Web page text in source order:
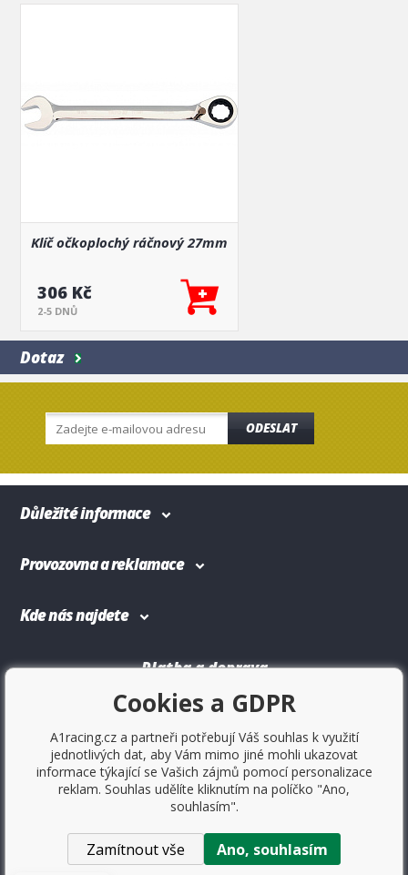
Klíč očkoplochý ráčnový 27mm
306 Kč
2-5 DNŮ
Dotaz
ODESLAT
Důležité informace
Provozovna a reklamace
Kde nás najdete
Platba a doprava
Copyright © 2017Sportovniautodoplnky.cz- Tuning shop,
Cookies a GDPR
A1racing.cz a partneři potřebují Váš souhlas k využití
jednotlivých dat, aby Vám mimo jiné mohli ukazovat
informace týkající se Vašich zájmů pomocí personalizace
reklam. Souhlas udělíte kliknutím na políčko "Ano,
souhlasím".
Zamítnout vše Ano, souhlasím